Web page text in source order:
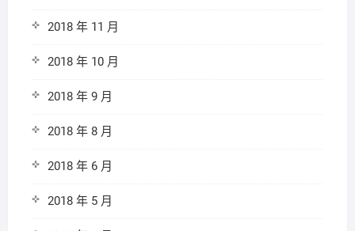
2018 年 11 月
2018 年 10 月
2018 年 9 月
2018 年 8 月
2018 年 6 月
2018 年 5 月